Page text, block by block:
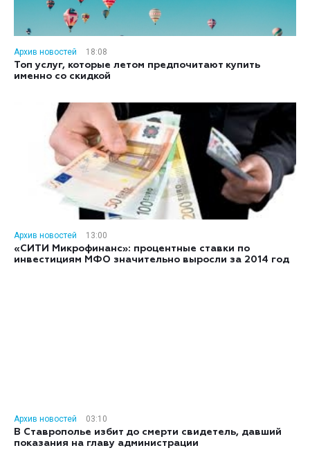
Архив новостей
18:08
Топ услуг, которые летом предпочитают купить
именно со скидкой
Архив новостей
13:00
«СИТИ Микрофинанс»: процентные ставки по
инвестициям МФО значительно выросли за 2014 год
Архив новостей
03:10
В Ставрополье избит до смерти свидетель, давший
показания на главу администрации